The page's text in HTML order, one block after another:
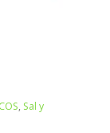
, Sal y